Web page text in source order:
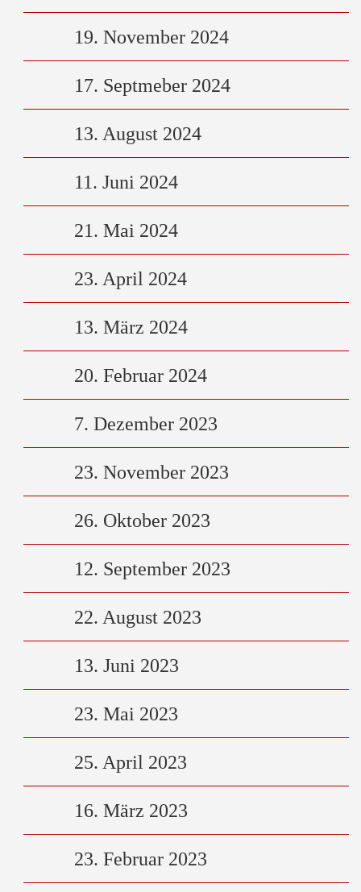
19. November 2024
17. Septmeber 2024
13. August 2024
11. Juni 2024
21. Mai 2024
23. April 2024
13. März 2024
20. Februar 2024
7. Dezember 2023
23. November 2023
26. Oktober 2023
12. September 2023
22. August 2023
13. Juni 2023
23. Mai 2023
25. April 2023
16. März 2023
23. Februar 2023